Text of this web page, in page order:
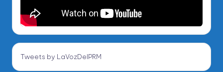
Tweets by LaVozDelPRM